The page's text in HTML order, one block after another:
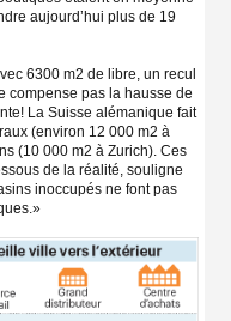
aujourd’hui plus de 19
6300 m2 de libre, un recul
compense pas la hausse de
La Suisse alémanique fait
(environ 12 000 m2 à
(10 000 m2 à Zurich). Ces
de la réalité, souligne
inoccupés ne font pas